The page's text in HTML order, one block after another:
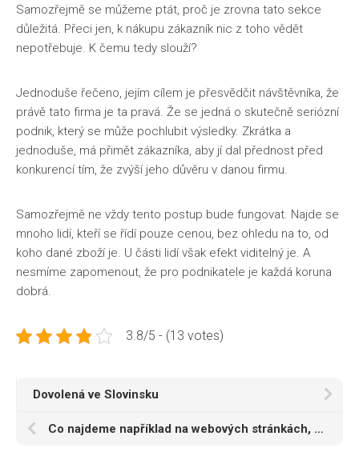
Samozřejmě se můžeme ptát, proč je zrovna tato sekce
důležitá. Přeci jen, k nákupu zákazník nic z toho vědět
nepotřebuje. K čemu tedy slouží?
Jednoduše řečeno, jejím cílem je přesvědčit návštěvníka, že
právě tato firma je ta pravá. Že se jedná o skutečně seriózní
podnik, který se může pochlubit výsledky. Zkrátka a
jednoduše, má přimět zákazníka, aby jí dal přednost před
konkurencí tím, že zvýší jeho důvěru v danou firmu.
Samozřejmě ne vždy tento postup bude fungovat. Najde se
mnoho lidí, kteří se řídí pouze cenou, bez ohledu na to, od
koho dané zboží je. U části lidí však efekt viditelný je. A
nesmíme zapomenout, že pro podnikatele je každá koruna
dobrá.
3.8/5 - (13 votes)
Dovolená ve Slovinsku
Co najdeme například na webových stránkách, která provozuje firemní stravování